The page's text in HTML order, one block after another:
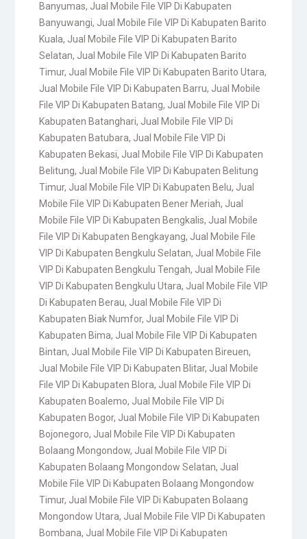
Banyumas, Jual Mobile File VIP Di Kabupaten
Banyuwangi, Jual Mobile File VIP Di Kabupaten Barito
Kuala, Jual Mobile File VIP Di Kabupaten Barito
Selatan, Jual Mobile File VIP Di Kabupaten Barito
Timur, Jual Mobile File VIP Di Kabupaten Barito Utara,
Jual Mobile File VIP Di Kabupaten Barru, Jual Mobile
File VIP Di Kabupaten Batang, Jual Mobile File VIP Di
Kabupaten Batanghari, Jual Mobile File VIP Di
Kabupaten Batubara, Jual Mobile File VIP Di
Kabupaten Bekasi, Jual Mobile File VIP Di Kabupaten
Belitung, Jual Mobile File VIP Di Kabupaten Belitung
Timur, Jual Mobile File VIP Di Kabupaten Belu, Jual
Mobile File VIP Di Kabupaten Bener Meriah, Jual
Mobile File VIP Di Kabupaten Bengkalis, Jual Mobile
File VIP Di Kabupaten Bengkayang, Jual Mobile File
VIP Di Kabupaten Bengkulu Selatan, Jual Mobile File
VIP Di Kabupaten Bengkulu Tengah, Jual Mobile File
VIP Di Kabupaten Bengkulu Utara, Jual Mobile File VIP
Di Kabupaten Berau, Jual Mobile File VIP Di
Kabupaten Biak Numfor, Jual Mobile File VIP Di
Kabupaten Bima, Jual Mobile File VIP Di Kabupaten
Bintan, Jual Mobile File VIP Di Kabupaten Bireuen,
Jual Mobile File VIP Di Kabupaten Blitar, Jual Mobile
File VIP Di Kabupaten Blora, Jual Mobile File VIP Di
Kabupaten Boalemo, Jual Mobile File VIP Di
Kabupaten Bogor, Jual Mobile File VIP Di Kabupaten
Bojonegoro, Jual Mobile File VIP Di Kabupaten
Bolaang Mongondow, Jual Mobile File VIP Di
Kabupaten Bolaang Mongondow Selatan, Jual
Mobile File VIP Di Kabupaten Bolaang Mongondow
Timur, Jual Mobile File VIP Di Kabupaten Bolaang
Mongondow Utara, Jual Mobile File VIP Di Kabupaten
Bombana, Jual Mobile File VIP Di Kabupaten